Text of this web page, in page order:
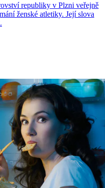
republiky v Plzni veřejně
ženské atletiky. Její slova